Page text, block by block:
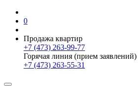
0
Продажа квартир
+7 (473) 263-99-77
Горячая линия (прием заявлений)
+7 (473) 263-55-31